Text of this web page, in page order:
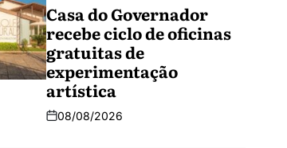
Casa do Governador
recebe ciclo de oficinas
gratuitas de
experimentação
artística
08/08/2026